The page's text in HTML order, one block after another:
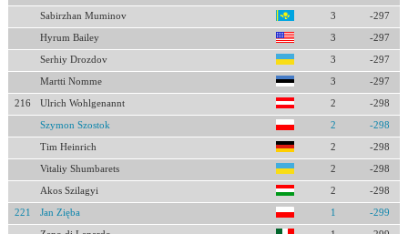
Sabirzhan Muminov 3 -297
Hyrum Bailey 3 -297
Serhiy Drozdov 3 -297
Martti Nomme 3 -297
216 Ulrich Wohlgenannt 2 -298
Szymon Szostok 2 -298
Tim Heinrich 2 -298
Vitaliy Shumbarets 2 -298
Akos Szilagyi 2 -298
221 Jan Zięba 1 -299